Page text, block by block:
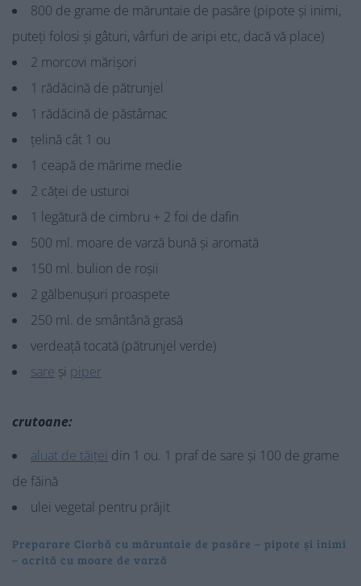
800 de grame de măruntaie de pasăre (pipote și inimi,
puteți folosi și gâturi, vârfuri de aripi etc, dacă vă place)
2 morcovi mărișori
1 rădăcină de pătrunjel
1 rădăcină de păstârnac
țelină cât 1 ou
1 ceapă de mărime medie
2 căței de usturoi
1 legătură de cimbru + 2 foi de dafin
500 ml. moare de varză bună și aromată
150 ml. bulion de roșii
2 gălbenușuri proaspete
250 ml. de smântână grasă
verdeață tocată (pătrunjel verde)
sare și piper
crutoane:
aluat de tăiței din 1 ou. 1 praf de sare și 100 de grame
de făină
ulei vegetal pentru prăjit
Preparare Ciorbă cu măruntaie de pasăre – pipote și inimi
– acrită cu moare de varză